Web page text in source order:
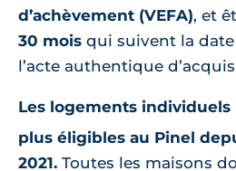
d’achèvement (VEFA), et
30 mois qui suivent la
l’acte authentique
Les logements individuels
plus éligibles au Pinel
2021. Toutes les maisons